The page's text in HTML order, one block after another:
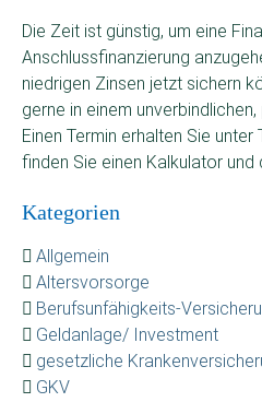
Die Zeit ist günstig, um eine
Anschlussfinanzierung
niedrigen Zinsen jetzt sichern
gerne in einem
Einen Termin erhalten Sie
finden Sie einen Kalkulator und
Kategorien
Allgemein
Altersvorsorge
Berufsunfähigkeits-
Geldanlage/ Investment
gesetzliche
GKV